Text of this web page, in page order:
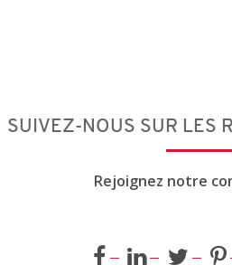
SUIVEZ-NOUS SUR LES
Rejoignez notre